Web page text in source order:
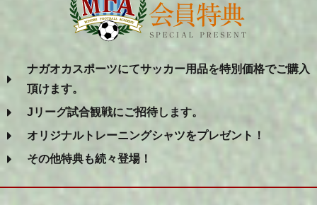
ナガオカスポーツにてサッカー用品を特別価格でご購入
頂けます。
Jリーグ試合観戦にご招待します。
オリジナルトレーニングシャツをプレゼント！
その他特典も続々登場！